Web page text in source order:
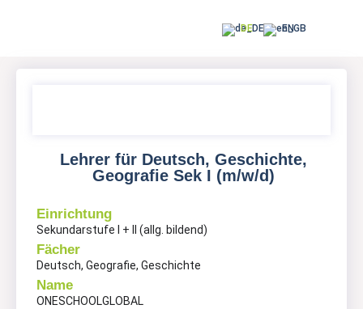
DE EN
Lehrer für Deutsch, Geschichte,
Geografie Sek I (m/w/d)
Einrichtung
Sekundarstufe I + II (allg. bildend)
Fächer
Deutsch, Geografie, Geschichte
Name
ONESCHOOLGLOBAL